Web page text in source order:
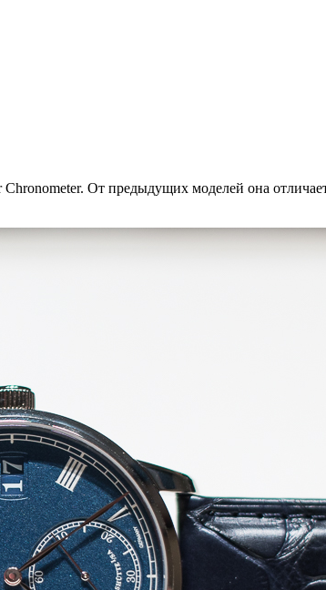
От предыдущих моделей она